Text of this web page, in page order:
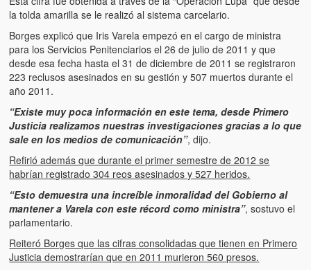
la tolda amarilla se le realizó al sistema carcelario.
Borges explicó que Iris Varela empezó en el cargo de ministra
para los Servicios Penitenciarios el 26 de julio de 2011 y que
desde esa fecha hasta el 31 de diciembre de 2011 se registraron
223 reclusos asesinados en su gestión y 507 muertos durante el
año 2011.
“Existe muy poca información en este tema, desde Primero
Justicia realizamos nuestras investigaciones gracias a lo que
sale en los medios de comunicación”, dijo.
Refirió además que durante el primer semestre de 2012 se
habrían registrado 304 reos asesinados y 527 heridos.
“Esto demuestra una increíble inmoralidad del Gobierno al
mantener a Varela con este récord como ministra”, sostuvo el
parlamentario.
Reiteró Borges que las cifras consolidadas que tienen en Primero
Justicia demostrarían que en 2011 murieron 560 presos.